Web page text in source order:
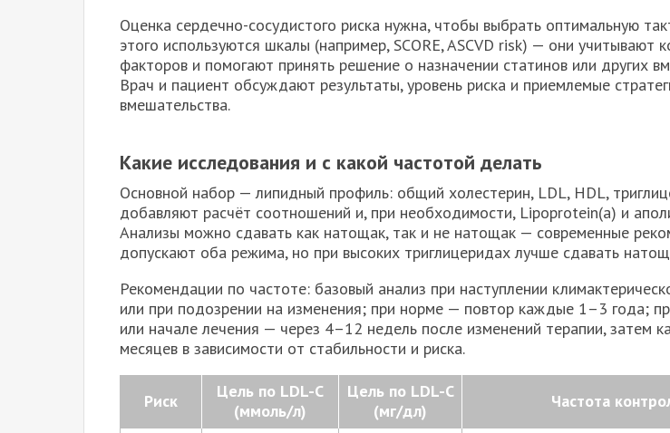
Оценка сердечно-сосудистого риска нужна, чтобы выбрать оптимальную
этого используются шкалы (например, SCORE, ASCVD risk) — они учитывают
факторов и помогают принять решение о назначении статинов или других
Врач и пациент обсуждают результаты, уровень риска и приемлемые
вмешательства.
Какие исследования и с какой частотой делать
Основной набор — липидный профиль: общий холестерин, LDL, HDL,
добавляют расчёт соотношений и, при необходимости, Lipoprotein(a) и
Анализы можно сдавать как натощак, так и не натощак — современные
допускают оба режима, но при высоких триглицеридах лучше сдавать
Рекомендации по частоте: базовый анализ при наступлении
или при подозрении на изменения; при норме — повтор каждые 1–3 года;
или начале лечения — через 4–12 недель после изменений терапии, затем
месяцев в зависимости от стабильности и риска.
Риск
Цель по LDL-C
(ммоль/л)
Цель по LDL-C
(мг/дл)
Частота